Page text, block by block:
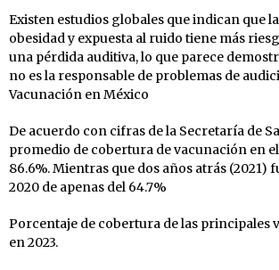
Existen estudios globales que indican que
obesidad y expuesta al ruido tiene más
una pérdida auditiva, lo que parece
no es la responsable de problemas de
Vacunación en México
De acuerdo con cifras de la Secretaría de
promedio de cobertura de vacunación en
86.6%. Mientras que dos años atrás (2021)
2020 de apenas del 64.7%
Porcentaje de cobertura de las principales
en 2023.